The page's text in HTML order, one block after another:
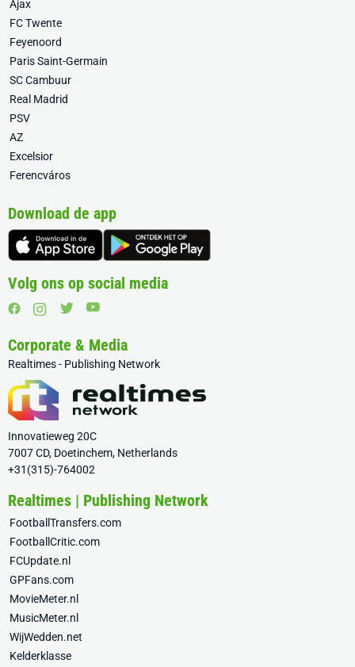
Ajax
FC Twente
Feyenoord
Paris Saint-Germain
SC Cambuur
Real Madrid
PSV
AZ
Excelsior
Ferencváros
Download de app
Volg ons op social media
Corporate & Media
Realtimes - Publishing Network
Innovatieweg 20C
7007 CD, Doetinchem, Netherlands
+31(315)-764002
Realtimes | Publishing Network
FootballTransfers.com
FootballCritic.com
FCUpdate.nl
GPFans.com
MovieMeter.nl
MusicMeter.nl
WijWedden.net
Kelderklasse